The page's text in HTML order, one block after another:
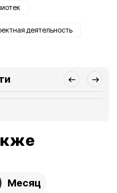
деятельность
Месяц